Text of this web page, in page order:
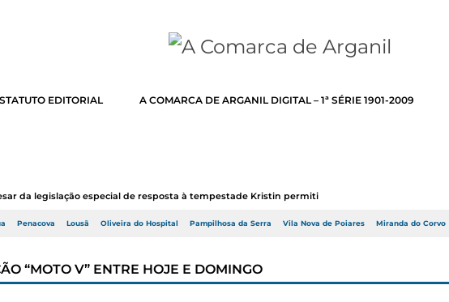
EDITORIAL A COMARCA DE ARGANIL DIGITAL – 1ª SÉRIE 1901-2009
da legislação especial de resposta à tempestade Kristin permitir a adj...
Penacova Lousã Oliveira do Hospital Pampilhosa da Serra Vila Nova de Poiares Miranda do Corvo
“MOTO V” ENTRE HOJE E DOMINGO